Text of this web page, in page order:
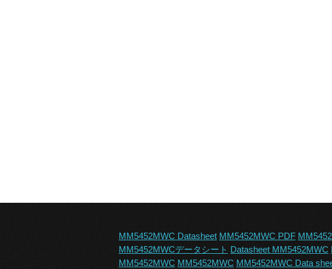
MM5452MWC Datasheet MM5452MWC PDF
MM5452MWCデータシート Datasheet MM5452MWC
MM5452MWC MM5452MWC MM5452MWC Data